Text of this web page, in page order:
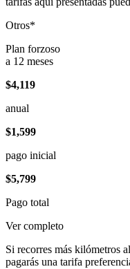
Otros*
Plan forzoso
a 12 meses
$4,119
anual
$1,599
pago inicial
$5,799
Pago total
Ver completo
Si recorres más kilómetros
pagarás una tarifa